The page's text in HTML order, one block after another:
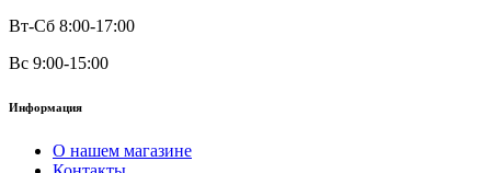
Вт-Сб 8:00-17:00
Вс 9:00-15:00
Информация
О нашем магазине